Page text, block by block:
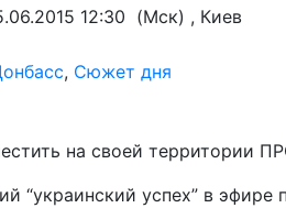
12:30 (Мск) , Киев
, Сюжет дня
на своей территории
“украинский успех” в